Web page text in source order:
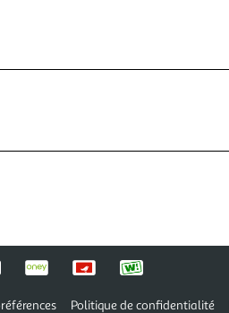
Politique de confidentialité